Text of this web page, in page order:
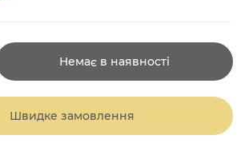
Немає в наявності
Швидке замовлення